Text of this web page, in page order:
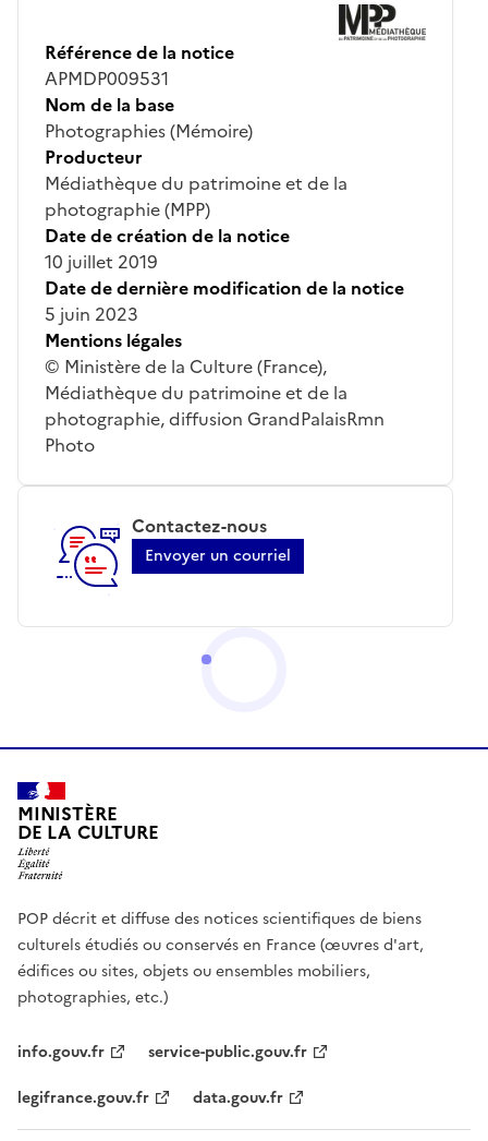
Référence de la notice
APMDP009531
Nom de la base
Photographies (Mémoire)
Producteur
Médiathèque du patrimoine et de la
photographie (MPP)
Date de création de la notice
10 juillet 2019
Date de dernière modification de la notice
5 juin 2023
Mentions légales
© Ministère de la Culture (France),
Médiathèque du patrimoine et de la
photographie, diffusion GrandPalaisRmn
Photo
Contactez-nous
Envoyer un courriel
MINISTÈRE
DE LA CULTURE
POP décrit et diffuse des notices scientifiques de biens
culturels étudiés ou conservés en France (œuvres d'art,
édifices ou sites, objets ou ensembles mobiliers,
photographies, etc.)
info.gouv.fr
service-public.gouv.fr
legifrance.gouv.fr
data.gouv.fr